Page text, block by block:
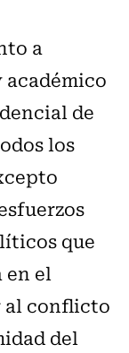
a
de
los
que
el
al conflicto
del